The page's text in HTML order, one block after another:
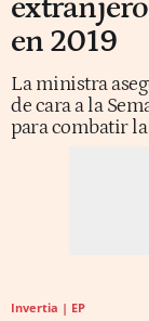
en 2019
La ministra
de cara a la
para combatir
Invertia | EP